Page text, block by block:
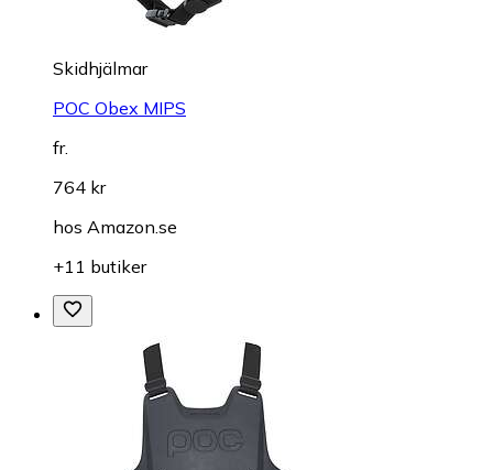
Skidhjälmar
POC Obex MIPS
fr.
764 kr
hos Amazon.se
+11 butiker